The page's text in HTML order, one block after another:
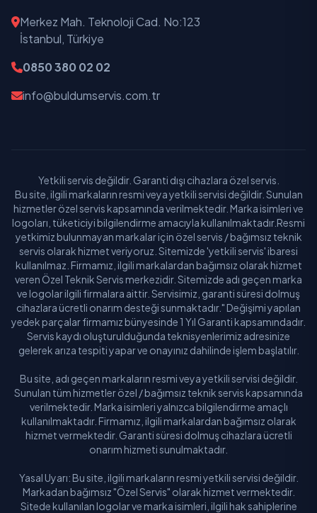
Merkez Mah. Teknoloji Cad. No:123
İstanbul, Türkiye
0850 380 02 02
info@buldumservis.com.tr
Yetkili servis değildir. Garanti dışı cihazlara özel servis.
Bu site, ilgili markaların resmi veya yetkili servisi değildir. Sunulan
hizmetler özel servis kapsamında verilmektedir. Marka isimleri ve
logoları, tüketiciyi bilgilendirme amacıyla kullanılmaktadır.Resmi
yetkimiz bulunmayan markalar için özel servis / bağımsız teknik
servis olarak hizmet veriyoruz. Sitemizde 'yetkili servis' ibaresi
kullanılmaz. Firmamız, ilgili markalardan bağımsız olarak hizmet
veren Özel Teknik Servis merkezidir. Sitemizde adı geçen marka
ve logolar ilgili firmalara aittir. Servisimiz, garanti süresi dolmuş
cihazlara ücretli onarım desteği sunmaktadır." Değişimi yapılan
yedek parçalar firmamız bünyesinde 1 Yıl Garanti kapsamındadır.
Servis kaydı oluşturulduğunda teknisyenlerimiz adresinize
gelerek arıza tespiti yapar ve onayınız dahilinde işlem başlatılır.
Bu site, adı geçen markaların resmi veya yetkili servisi değildir.
Sunulan tüm hizmetler özel / bağımsız teknik servis kapsamında
verilmektedir. Marka isimleri yalnızca bilgilendirme amaçlı
kullanılmaktadır. Firmamız, ilgili markalardan bağımsız olarak
hizmet vermektedir. Garanti süresi dolmuş cihazlara ücretli
onarım hizmeti sunulmaktadır.
Yasal Uyarı: Bu site, ilgili markaların resmi yetkili servisi değildir.
Markadan bağımsız "Özel Servis" olarak hizmet vermektedir.
Sitede kullanılan logolar ve marka isimleri, ilgili hak sahiplerine